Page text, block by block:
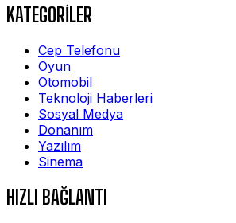
KATEGORİLER
Cep Telefonu
Oyun
Otomobil
Teknoloji Haberleri
Sosyal Medya
Donanım
Yazılım
Sinema
HIZLI BAĞLANTI